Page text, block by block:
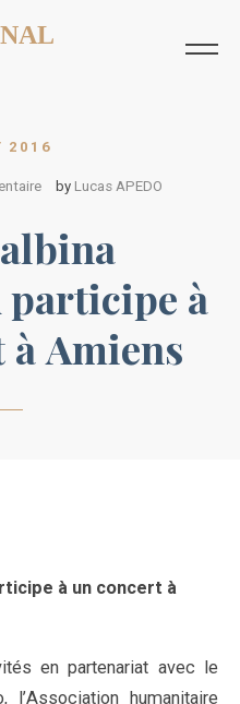
2016
by Lucas APEDO
participe à
Amiens
à un concert à
en partenariat avec le
humanitaire